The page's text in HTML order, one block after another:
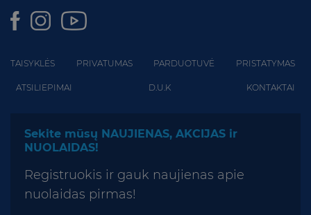
TAISYKLĖS PRIVATUMAS PARDUOTUVĖ PRISTATYMAS
ATSILIEPIMAI D.U.K KONTAKTAI
Sekite mūsų NAUJIENAS, AKCIJAS ir
NUOLAIDAS!
Registruokis ir gauk naujienas apie
nuolaidas pirmas!